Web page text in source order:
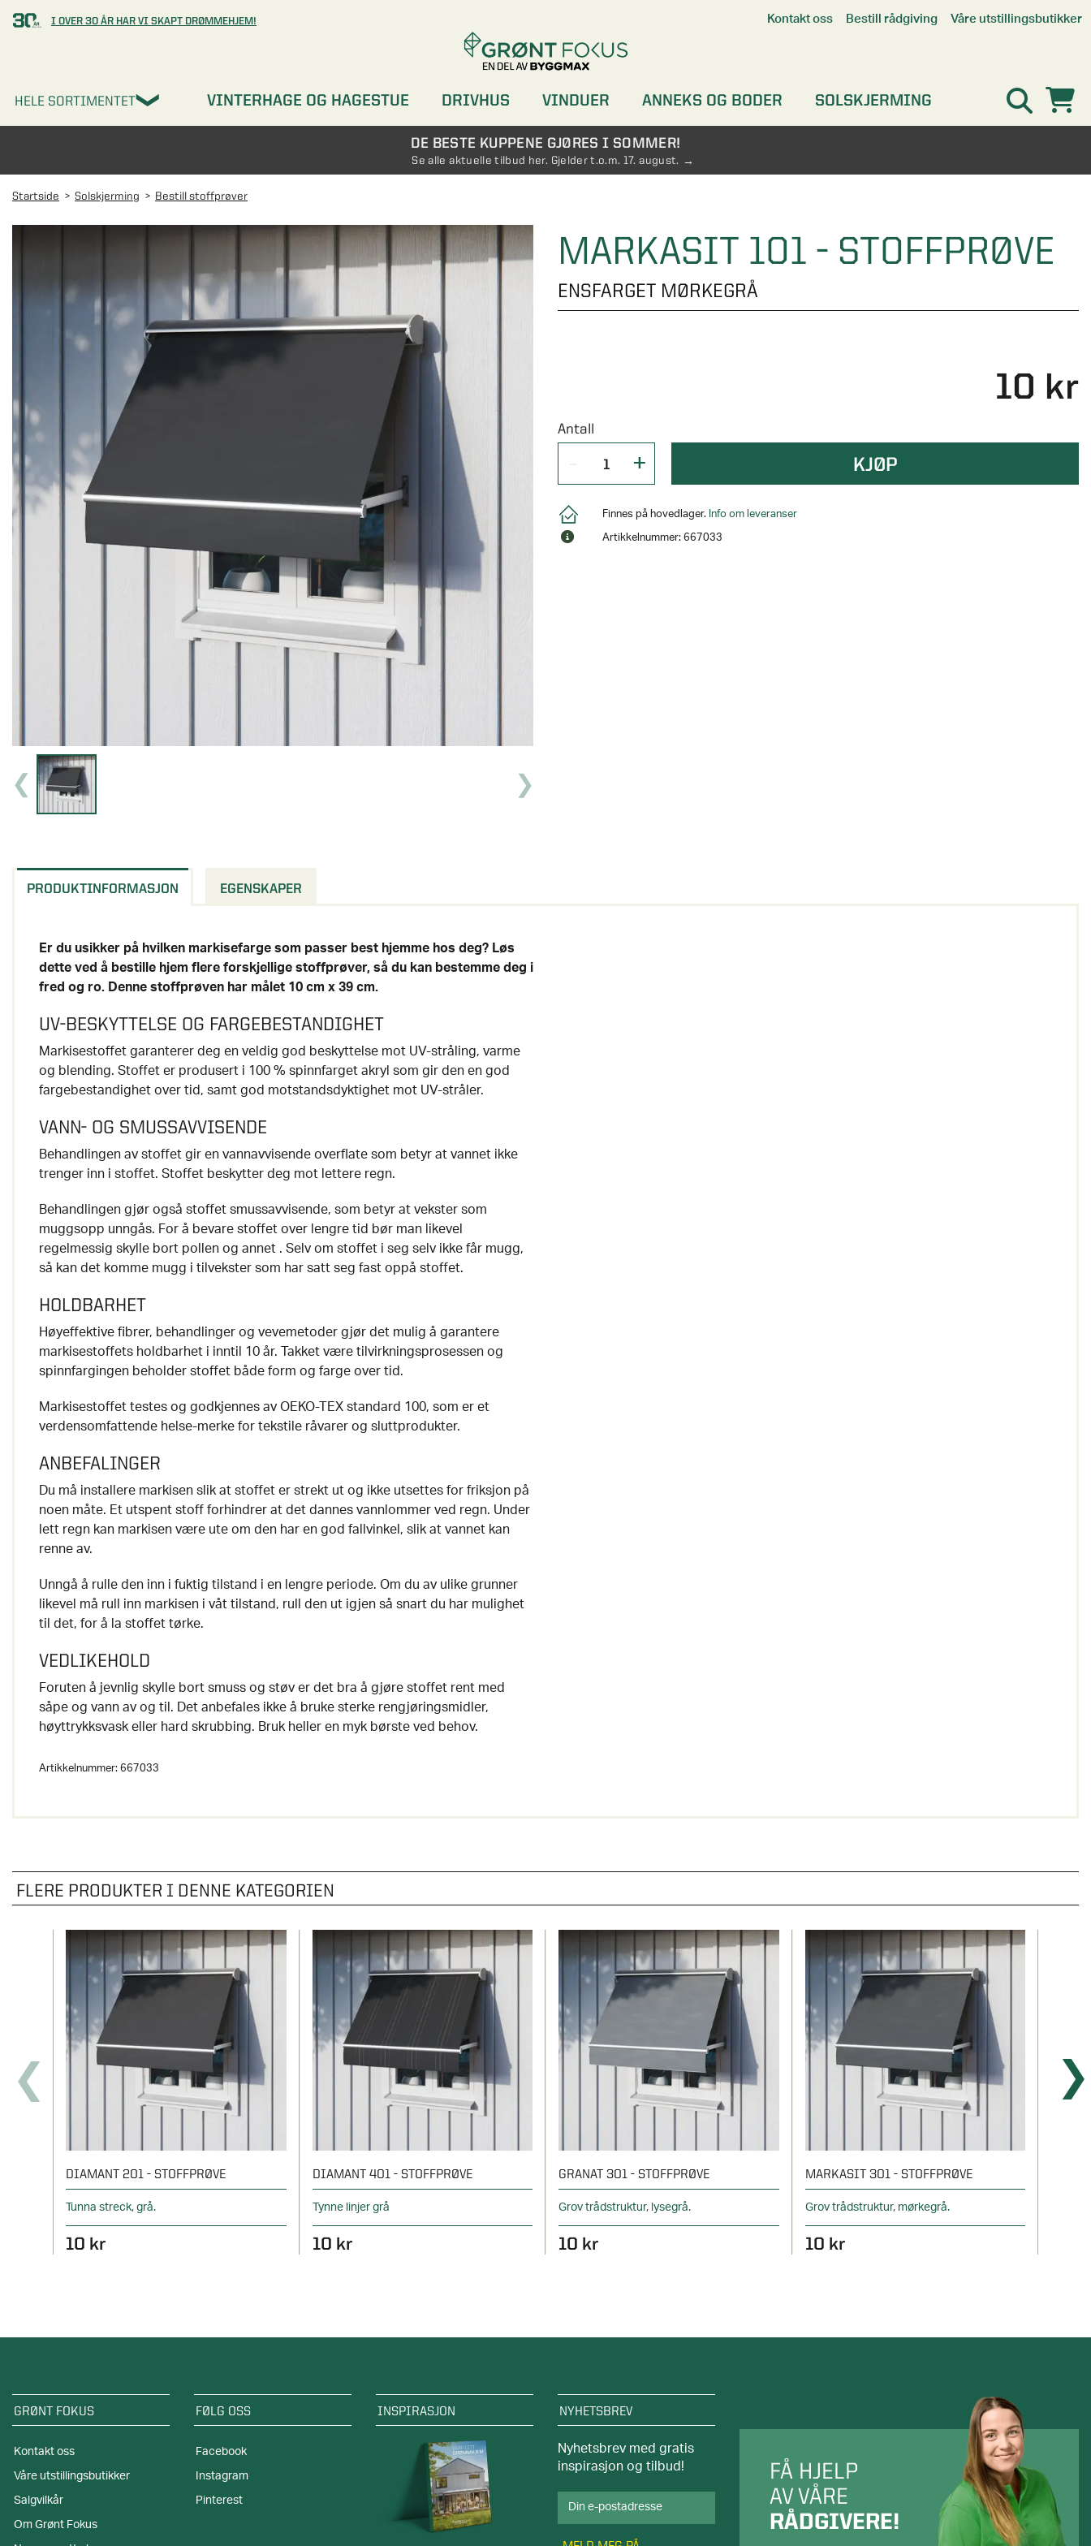
I OVER 30 ÅR HAR VI SKAPT DRØMMEHJEM! Kontakt oss Bestill rådgiving Våre utstillingsbutikker
Kristiansand
HELE SORTIMENTET VINTERHAGE OG HAGESTUE DRIVHUS VINDUER ANNEKS OG BODER
SOLSKJERMING
DØRER
GARDEROBER
DE BESTE KUPPENE GJØRES I SOMMER!
Se alle aktuelle tilbud her. Gjelder t.o.m. 17. august.
Startside Solskjerming Bestill stoffprøver
MARKASIT 101 - STOFFPRØVE
ENSFARGET MØRKEGRÅ
10 kr
Antall
KJØP
Finnes på hovedlager. Info om leveranser
Artikkelnummer: 667033
PRODUKTINFORMASJON EGENSKAPER
Er du usikker på hvilken markisefarge som passer best hjemme hos deg? Løs
dette ved å bestille hjem flere forskjellige stoffprøver, så du kan bestemme deg i
fred og ro. Denne stoffprøven har målet 10 cm x 39 cm.
UV-BESKYTTELSE OG FARGEBESTANDIGHET
Markisestoffet garanterer deg en veldig god beskyttelse mot UV-stråling, varme
og blending. Stoffet er produsert i 100 % spinnfarget akryl som gir den en god
fargebestandighet over tid, samt god motstandsdyktighet mot UV-stråler.
VANN- OG SMUSSAVVISENDE
Behandlingen av stoffet gir en vannavvisende overflate som betyr at vannet ikke
trenger inn i stoffet. Stoffet beskytter deg mot lettere regn.
Behandlingen gjør også stoffet smussavvisende, som betyr at vekster som
muggsopp unngås. For å bevare stoffet over lengre tid bør man likevel
regelmessig skylle bort pollen og annet . Selv om stoffet i seg selv ikke får mugg,
så kan det komme mugg i tilvekster som har satt seg fast oppå stoffet.
HOLDBARHET
Høyeffektive fibrer, behandlinger og vevemetoder gjør det mulig å garantere
markisestoffets holdbarhet i inntil 10 år. Takket være tilvirkningsprosessen og
spinnfargingen beholder stoffet både form og farge over tid.
Markisestoffet testes og godkjennes av OEKO-TEX standard 100, som er et
verdensomfattende helse-merke for tekstile råvarer og sluttprodukter.
ANBEFALINGER
Du må installere markisen slik at stoffet er strekt ut og ikke utsettes for friksjon på
noen måte. Et utspent stoff forhindrer at det dannes vannlommer ved regn. Under
lett regn kan markisen være ute om den har en god fallvinkel, slik at vannet kan
renne av.
Unngå å rulle den inn i fuktig tilstand i en lengre periode. Om du av ulike grunner
likevel må rull inn markisen i våt tilstand, rull den ut igjen så snart du har mulighet
til det, for å la stoffet tørke.
VEDLIKEHOLD
Foruten å jevnlig skylle bort smuss og støv er det bra å gjøre stoffet rent med
såpe og vann av og til. Det anbefales ikke å bruke sterke rengjøringsmidler,
høyttrykksvask eller hard skrubbing. Bruk heller en myk børste ved behov.
Artikkelnummer: 667033
FLERE PRODUKTER I DENNE KATEGORIEN
DIAMANT 201 - STOFFPRØVE
Tunna streck, grå.
10 kr
DIAMANT 401 - STOFFPRØVE
Tynne linjer grå
10 kr
GRANAT 301 - STOFFPRØVE
Grov trådstruktur, lysegrå.
10 kr
MARKASIT 301 - STOFFPRØVE
Grov trådstruktur, mørkegrå.
10 kr
GRØNT FOKUS
Kontakt oss
Våre utstillingsbutikker
Salgvilkår
Om Grønt Fokus
FØLG OSS
Facebook
Instagram
Pinterest
INSPIRASJON NYHETSBREV
Nyhetsbrev med gratis
inspirasjon og tilbud!
FÅ HJELP
AV VÅRE
RÅDGIVERE!